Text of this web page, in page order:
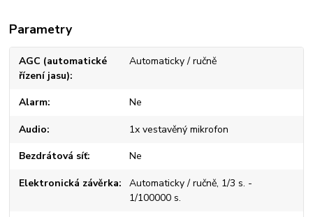
Parametry
AGC (automatické
řízení jasu)
Automaticky / ručně
Alarm Ne
Audio 1x vestavěný mikrofon
Bezdrátová síť Ne
Elektronická závěrka
Automaticky / ručně, 1/3 s. -
1/100000 s.